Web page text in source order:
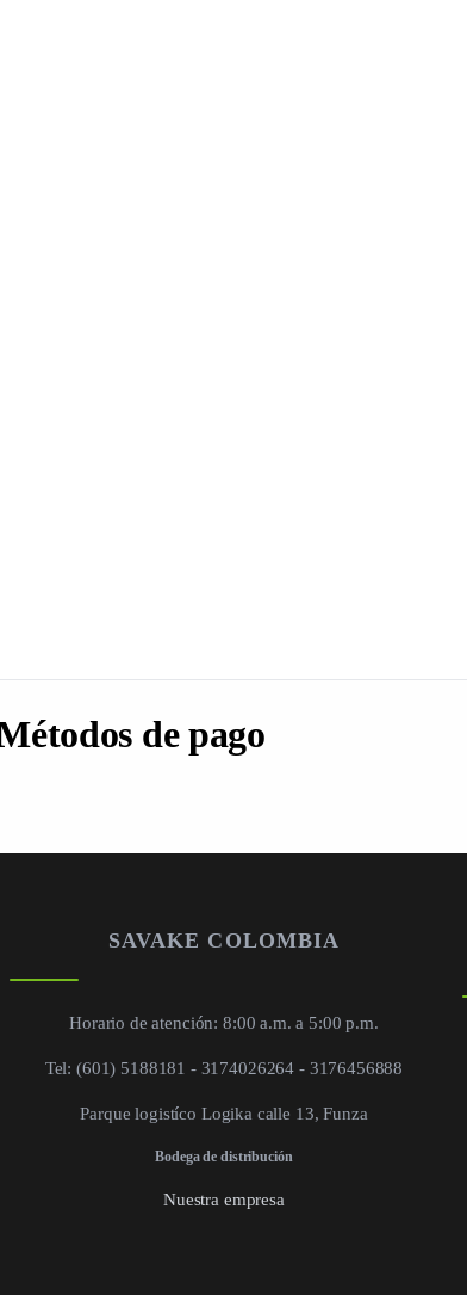
de pago
SAVAKE COLOMBIA
Horario de atención: 8:00 a.m. a 5:00 p.m.
Tel: (601) 5188181 - 3174026264 - 3176456888
Parque logistíco Logika calle 13, Funza
Bodega de distribución
Nuestra empresa